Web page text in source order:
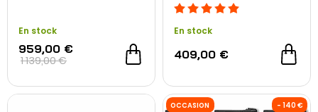
En stock
959,00 €
1 139,00 €
En stock
409,00 €